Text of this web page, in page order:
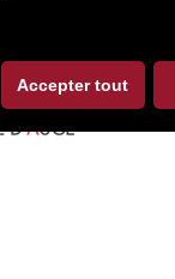
Accepter tout